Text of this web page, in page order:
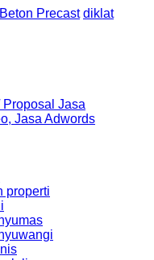
Beton Precast diklat
Jasa
Jasa Adwords
properti